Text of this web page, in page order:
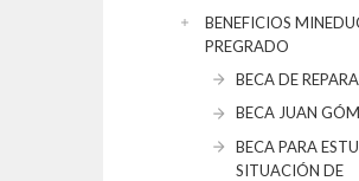
BENEFICIOS
PREGRADO
BECA DE
BECA JUAN
BECA PARA
SITUACIÓN DE